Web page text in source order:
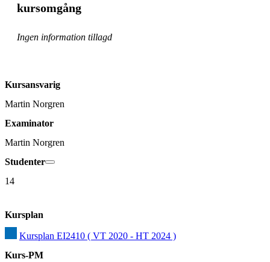
kursomgång
Ingen information tillagd
Kursansvarig
Martin Norgren
Examinator
Martin Norgren
Studenter
14
Kursplan
Kursplan EI2410 ( VT 2020 - HT 2024 )
Kurs-PM